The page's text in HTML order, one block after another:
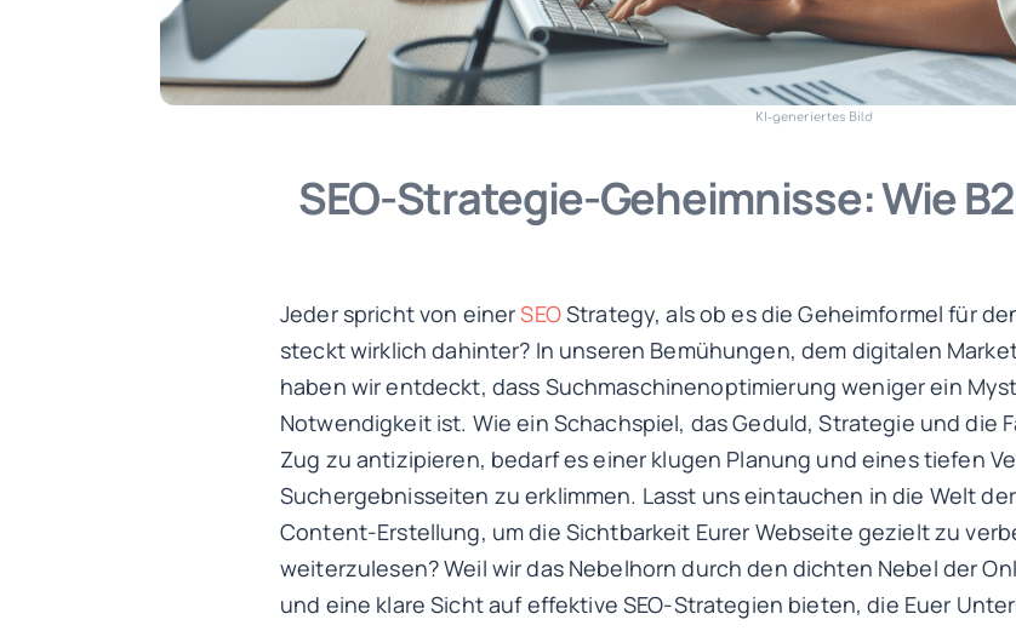
KI-generiertes Bild
SEO-Strategie-Geheimnisse: Wie
Jeder spricht von einerSEOStrategy, als ob es die Geheimformel für
steckt wirklich dahinter? In unseren Bemühungen, dem digitalen
haben wir entdeckt, dass Suchmaschinenoptimierung weniger ein
Notwendigkeit ist. Wie ein Schachspiel, das Geduld, Strategie und die
Zug zu antizipieren, bedarf es einer klugen Planung und eines tiefen
Suchergebnisseiten zu erklimmen. Lasst uns eintauchen in die Welt
Content-Erstellung, um die Sichtbarkeit Eurer Webseite gezielt zu
weiterzulesen? Weil wir das Nebelhorn durch den dichten Nebel der
und eine klare Sicht auf effektive SEO-Strategien bieten, die Euer